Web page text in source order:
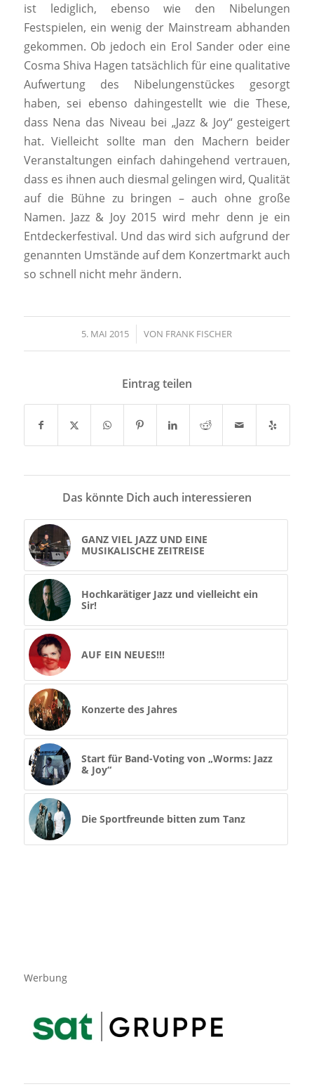
ist lediglich, ebenso wie den Nibelungen
Festspielen, ein wenig der Mainstream abhanden
gekommen. Ob jedoch ein Erol Sander oder eine
Cosma Shiva Hagen tatsächlich für eine qualitative
Aufwertung des Nibelungenstückes gesorgt
haben, sei ebenso dahingestellt wie die These,
dass Nena das Niveau bei „Jazz & Joy“ gesteigert
hat. Vielleicht sollte man den Machern beider
Veranstaltungen einfach dahingehend vertrauen,
dass es ihnen auch diesmal gelingen wird, Qualität
auf die Bühne zu bringen – auch ohne große
Namen. Jazz & Joy 2015 wird mehr denn je ein
Entdeckerfestival. Und das wird sich aufgrund der
genannten Umstände auf dem Konzertmarkt auch
so schnell nicht mehr ändern.
5. MAI 2015
/ VON FRANK FISCHER
Eintrag teilen
Das könnte Dich auch interessieren
GANZ VIEL JAZZ UND EINE
MUSIKALISCHE ZEITREISE
Hochkarätiger Jazz und vielleicht ein
Sir!
AUF EIN NEUES!!!
Konzerte des Jahres
Start für Band-Voting von „Worms: Jazz
& Joy“
Die Sportfreunde bitten zum Tanz
Werbung